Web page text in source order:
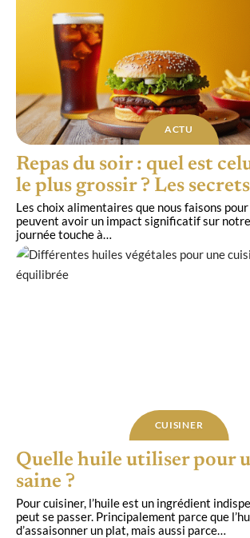
ACTU
Repas du soir : quel est
le plus grossir ? Les
Les choix alimentaires que nous faisons
peuvent avoir un impact significatif sur
journée touche à…
CUISINER
Quelle huile utiliser pour
saine ?
Pour cuisiner, l’huile est un ingrédient
peut se passer. Principalement parce que
d’assaisonner un plat, mais aussi parce…